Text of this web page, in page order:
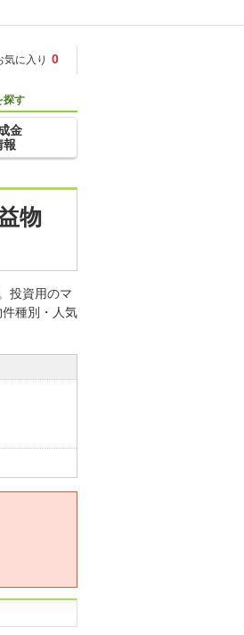
気に入り 0
探す
金
報
物
投資用のマ
種別・人気